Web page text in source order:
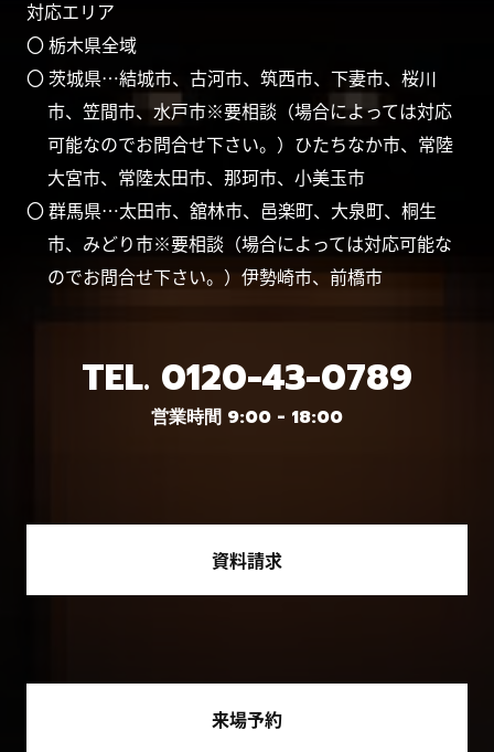
対応エリア
〇 栃木県全域
〇 茨城県…結城市、古河市、筑西市、下妻市、桜川
市、笠間市、水戸市※要相談（場合によっては対応
可能なのでお問合せ下さい。）ひたちなか市、常陸
大宮市、常陸太田市、那珂市、小美玉市
〇 群馬県…太田市、舘林市、邑楽町、大泉町、桐生
市、みどり市※要相談（場合によっては対応可能な
のでお問合せ下さい。）伊勢崎市、前橋市
TEL. 0120-43-0789
営業時間 9:00 - 18:00
資料請求
来場予約